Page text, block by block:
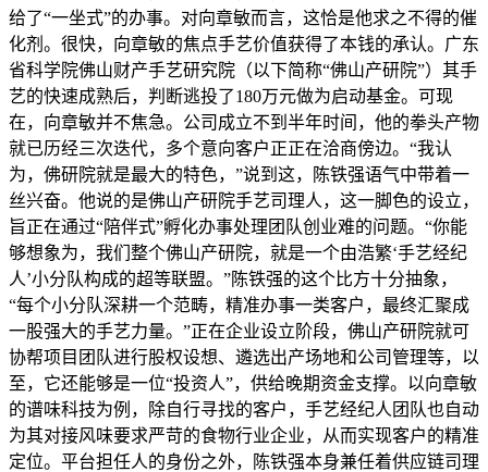
给了“一坐式”的办事。对向章敏而言，这恰是他求之不得的催
化剂。很快，向章敏的焦点手艺价值获得了本钱的承认。广东
省科学院佛山财产手艺研究院（以下简称“佛山产研院”）其手
艺的快速成熟后，判断逃投了180万元做为启动基金。可现
在，向章敏并不焦急。公司成立不到半年时间，他的拳头产物
就已历经三次迭代，多个意向客户正正在洽商傍边。“我认
为，佛研院就是最大的特色，”说到这，陈铁强语气中带着一
丝兴奋。他说的是佛山产研院手艺司理人，这一脚色的设立，
旨正在通过“陪伴式”孵化办事处理团队创业难的问题。“你能
够想象为，我们整个佛山产研院，就是一个由浩繁‘手艺经纪
人’小分队构成的超等联盟。”陈铁强的这个比方十分抽象，
“每个小分队深耕一个范畴，精准办事一类客户，最终汇聚成
一股强大的手艺力量。”正在企业设立阶段，佛山产研院就可
协帮项目团队进行股权设想、遴选出产场地和公司管理等，以
至，它还能够是一位“投资人”，供给晚期资金支撑。以向章敏
的谱味科技为例，除自行寻找的客户，手艺经纪人团队也自动
为其对接风味要求严苛的食物行业企业，从而实现客户的精准
定位。平台担任人的身份之外，陈铁强本身兼任着供应链司理